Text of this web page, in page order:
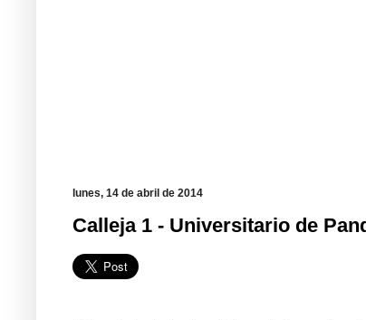
lunes, 14 de abril de 2014
Calleja 1 - Universitario de